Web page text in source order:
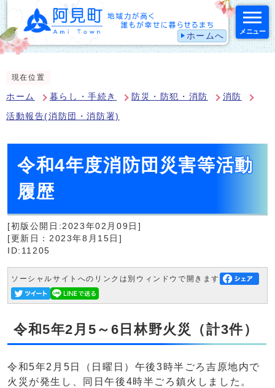
ホームへ メニュー
現在位置
ホーム 暮らし・手続き 防災・防犯・消防 消防
活動報告(消防団・消防署)
令和4年度消防団災害等活動
履歴
[初版公開日:2023年02月09日]
[更新日：2023年8月15日]
ID:11205
ソーシャルサイトへのリンクは別ウィンドウで開きます
令和5年2月5～6日林野火災（計3件）
令和5年2月5日（日曜日）午後3時半ごろ吉原地内で
火災が発生し、同日午後4時半ごろ鎮火しました。